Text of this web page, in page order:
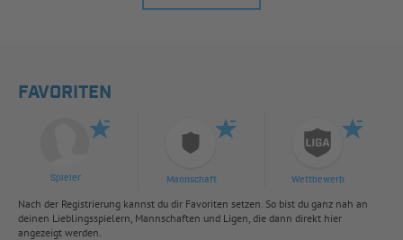
FAVORITEN
Spieler Mannschaft Wettbewerb
Nach der Registrierung kannst du dir Favoriten setzen. So bist du ganz nah an
deinen Lieblingsspielern, Mannschaften und Ligen, die dann direkt hier
angezeigt werden.